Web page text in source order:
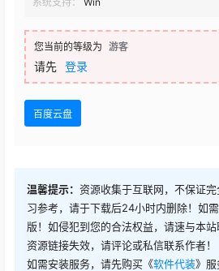
您当前的等级为 游客
请先 登录
百度云盘
温馨提示： 资源收集于互联网，不保证
习参考，请于下载后24小时内删除！如
版！如侵犯到您的合法权益，请速与本
资源链接失效，请评论或私信联系作者！
如需安装服务，请先购买《软件代装》服